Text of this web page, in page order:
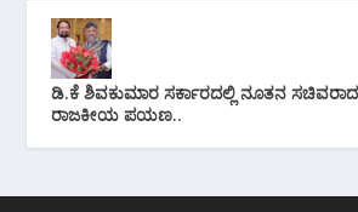
ಡಿ.ಕೆ ಶಿವಕುಮಾರ ಸರ್ಕಾರದಲ್ಲಿ ನೂತನ ಸಚಿವರಾದ
ರಾಜಕೀಯ ಪಯಣ..